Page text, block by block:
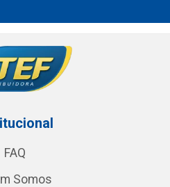
FAQ
Somos